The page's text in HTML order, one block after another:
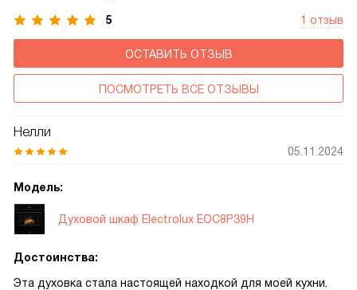
5 1 отзыв
ОСТАВИТЬ ОТЗЫВ
ПОСМОТРЕТЬ ВСЕ ОТЗЫВЫ
Нелли
05.11.2024
Модель:
Духовой шкаф Electrolux EOC8P39H
Достоинства:
Эта духовка стала настоящей находкой для моей кухни.